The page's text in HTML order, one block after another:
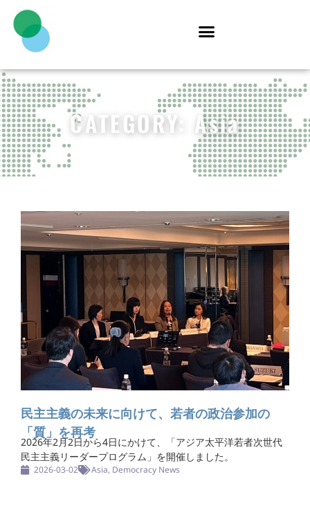
CATEGORY: Asia
民主主義の未来に向けて、若者の政治参加の
「質」を再考
2026年2月2日から4日にかけて、「アジア太平洋若者次世代
民主主義リーダープログラム」を開催しました。
2026-03-02 Asia, Democracy News